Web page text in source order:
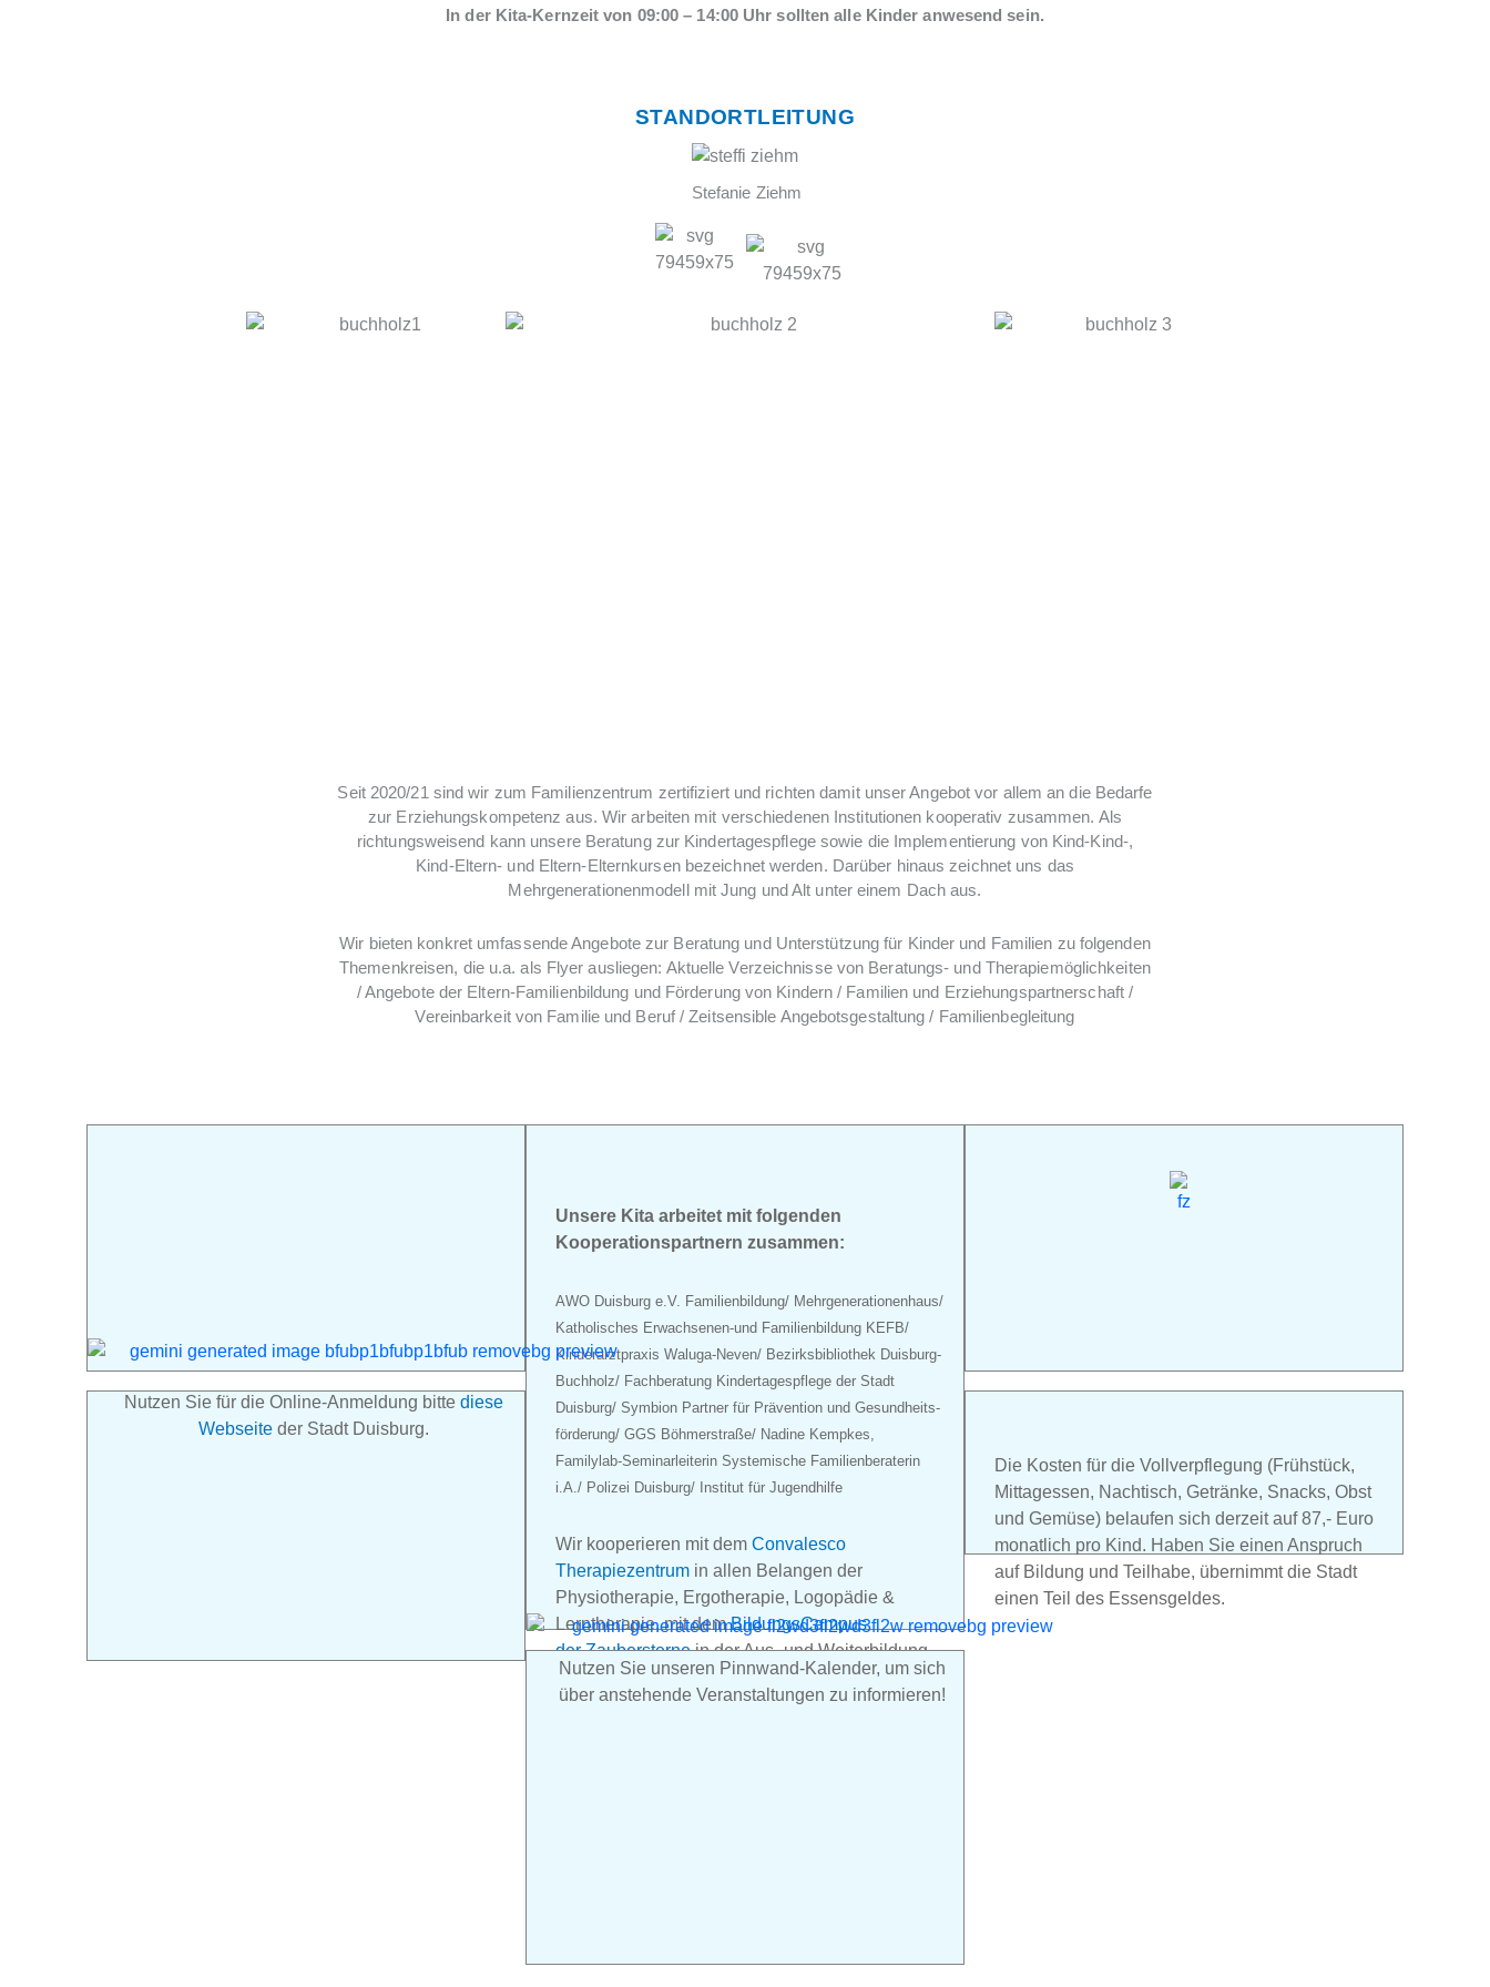
In der Kita-Kernzeit von 09:00 – 14:00 Uhr solltenalle Kinder anwesend sein.
STANDORTLEITUNG
Stefanie Ziehm
Seit 2020/21 sind wir zum Familienzentrum zertifiziert und richten damit unser Angebot vor allem an die Bedarfe
zur Erziehungskompetenz aus. Wir arbeiten mit verschiedenen Institutionen kooperativ zusammen. Als
richtungsweisend kann unsere Beratung zur Kindertagespflege sowie die Implementierung von Kind-Kind-,
Kind-Eltern- und Eltern-Elternkursen bezeichnet werden. Darüber hinaus zeichnet uns das
Mehrgenerationenmodell mit Jung und Alt unter einem Dach aus.
Wir bieten konkret umfassende Angebote zur Beratung und Unterstützung für Kinder und Familien zu folgenden
Themenkreisen, die u.a. als Flyer ausliegen: Aktuelle Verzeichnisse von Beratungs- und Therapiemöglichkeiten
/ Angebote der Eltern-Familienbildung und Förderung von Kindern / Familien und Erziehungspartnerschaft /
Vereinbarkeit von Familie und Beruf / Zeitsensible Angebotsgestaltung / Familienbegleitung
Unsere Kita arbeitet mit folgenden
Kooperations­partnern zusammen:
AWO Duisburg e.V. Familienbildung/ Mehr­generationen­haus/
Katho­lisches Erwachsenen-und Familie­nbildung KEFB/
Kinder­arzt­praxis Waluga-Neven/ Bezirks­bibliothek Duisburg-
Buchholz/ Fachberatung Kinder­tagespflege der Stadt
Duisburg/ Symbion Partner für Prävention und Gesund­heits­
förderung/ GGS Böhmerstraße/ Nadine Kempkes,
Familylab-Seminar­leiterin Systemische Familien­beraterin
i.A./ Polizei Duisburg/ Institut für Jugendhilfe
Wir kooperieren mit dem Convalesco
Therapiezentrum in allen Belangen der
Physiotherapie, Ergotherapie, Logopädie &
Lerntherapie, mit demBildungsCampus
der Zaubersternein der Aus- und Weiter­bildung
sowie mit derSternenschule – the bilingual
schoolfür einen möglichen wei­ter­en bi­lin­gualen
Nutzen Sie für die Online-Anmeldung bitte diese
Webseiteder Stadt Duisburg.
Nutzen Sie unseren Pinnwand-Kalender, um sich
über anstehende Veranstaltungen zu informieren!
Die Kosten für die Vollverpflegung (Frühstück,
Mittagessen, Nachtisch, Getränke, Snacks, Obst
und Gemüse) belaufen sich derzeit auf 87,- Euro
monatlich pro Kind. Haben Sie einen Anspruch
auf Bildung und Teilhabe, übernimmt die Stadt
einen Teil des Essensgeldes.